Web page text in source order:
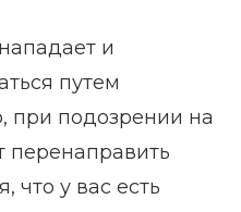
и
путем
при подозрении на
перенаправить
что у вас есть